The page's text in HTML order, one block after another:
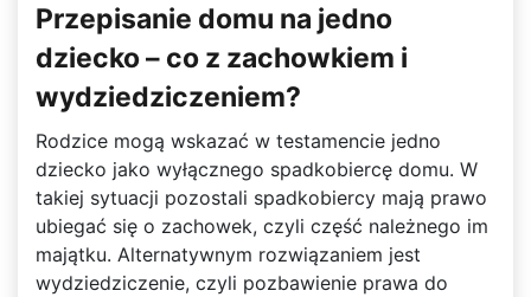
Przepisanie domu na jedno
dziecko – co z zachowkiem i
wydziedziczeniem?
Rodzice mogą wskazać w testamencie jedno
dziecko jako wyłącznego spadkobiercę domu. W
takiej sytuacji pozostali spadkobiercy mają prawo
ubiegać się o zachowek, czyli część należnego im
majątku. Alternatywnym rozwiązaniem jest
wydziedziczenie, czyli pozbawienie prawa do